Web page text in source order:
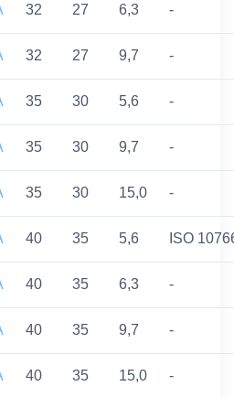
32 27 6,3 -
32 27 9,7 -
35 30 5,6 -
35 30 9,7 -
35 30 15,0 -
40 35 5,6 ISO
40 35 6,3 -
40 35 9,7 -
40 35 15,0 -